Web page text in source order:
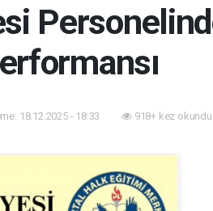
18.12.2025 - 18:33 918+ kez okundu.